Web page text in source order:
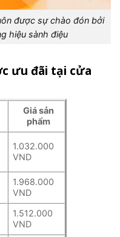
được sự chào đón bởi
hiệu sành điệu
ưu đãi tại cửa
Giá sản
phẩm
1.032.000
VND
1.968.000
VND
1.512.000
VND